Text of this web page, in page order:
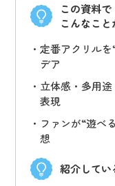
この資料で
こんなこと
定番アクリル
デア
立体感・多用
表現
ファンが“遊べ
想
紹介してい